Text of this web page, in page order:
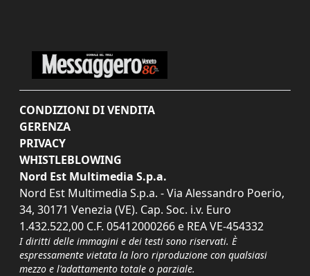
CONDIZIONI DI VENDITA
GERENZA
PRIVACY
WHISTLEBLOWING
Nord Est Multimedia S.p.a.
Nord Est Multimedia S.p.a. - Via Alessandro Poerio,
34, 30171 Venezia (VE). Cap. Soc. i.v. Euro
1.432.522,00 C.F. 05412000266 e REA VE-454332
I diritti delle immagini e dei testi sono riservati. È
espressamente vietata la loro riproduzione con qualsiasi
mezzo e l'adattamento totale o parziale.